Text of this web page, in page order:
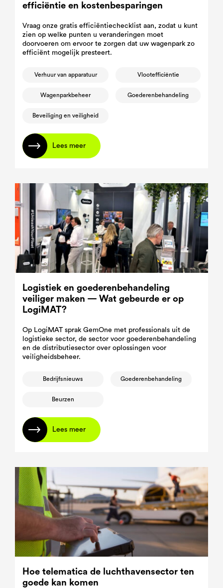
efficiëntie en kostenbesparingen
Vraag onze gratis efficiëntiechecklist aan, zodat u kunt
zien op welke punten u veranderingen moet
doorvoeren om ervoor te zorgen dat uw wagenpark zo
efficiënt mogelijk presteert.
Verhuur van apparatuur Vlootefficiëntie
Wagenparkbeheer Goederenbehandeling
Beveiliging en veiligheid
Lees meer
Logistiek en goederenbehandeling
veiliger maken — Wat gebeurde er op
LogiMAT?
Op LogiMAT sprak GemOne met professionals uit de
logistieke sector, de sector voor goederenbehandeling
en de distributiesector over oplossingen voor
veiligheidsbeheer.
Bedrijfsnieuws Goederenbehandeling
Beurzen
Lees meer
Hoe telematica de luchthavensector ten
goede kan komen